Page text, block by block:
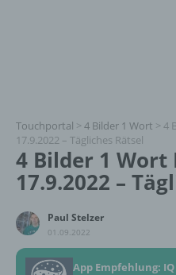
Touchportal > 4 Bilder 1 Wort > 4
17.9.2022 – Tägliches Rätsel
4 Bilder 1 Wort
17.9.2022 –
Paul Stelzer
01.09.2022
App Empfehlung: